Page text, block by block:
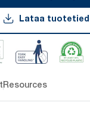
Lataa
Resources